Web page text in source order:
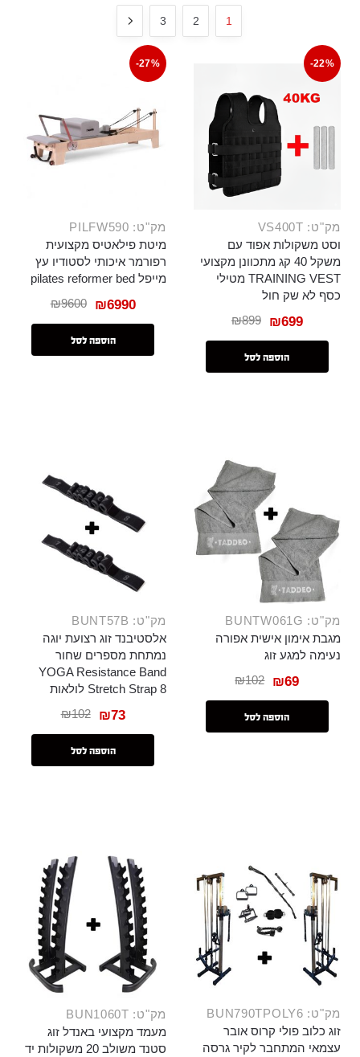
1
2
3
-22%
מק"ט: VS400T
וסט משקולות אפוד עם
משקל 40 קג מתכוונן מקצועי
TRAINING VEST מטילי
כסף לא שק חול
₪899 ₪699
הוספה לסל
-27%
מק"ט: PILFW590
מיטת פילאטיס מקצועית
רפורמר איכותי לסטודיו עץ
מייפל pilates reformer bed
₪9600 ₪6990
הוספה לסל
מק"ט: BUNTW061G
מגבת אימון אישית אפורה
נעימה למגע זוג
₪102 ₪69
הוספה לסל
מק"ט: BUNT57B
אלסטיבנד זוג רצועת יוגה
נמתחת מספרים שחור
YOGA Resistance Band
Stretch Strap 8 לולאות
₪102 ₪73
הוספה לסל
מק"ט: BUN790TPOLY6
זוג כלוב פולי קרוס אובר
עצמאי המתחבר לקיר גרסה
מק"ט: BUN1060T
מעמד מקצועי באנדל זוג
סטנד משולב 20 משקולות יד